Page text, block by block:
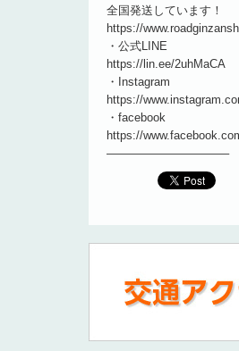
全国発送しています！
https://
・公式LINE
https://lin.ee/2uhMaCA
・Instagram
https://
・facebook
https://
——————————–